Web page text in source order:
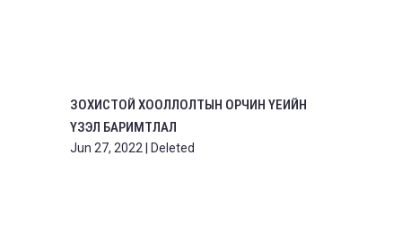
ЗОХИСТОЙ ХООЛЛОЛТЫН ОРЧИН ҮЕИЙН
ҮЗЭЛ БАРИМТЛАЛ
Jun 27, 2022 Deleted